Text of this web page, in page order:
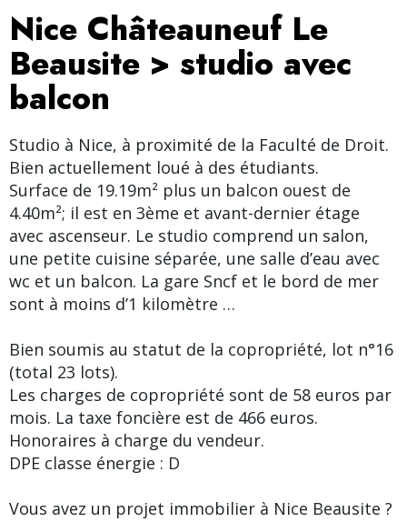
Nice Châteauneuf Le
Beausite > studio avec
balcon
Studio à Nice, à proximité de la Faculté de Droit.
Bien actuellement loué à des étudiants.
Surface de 19.19m² plus un balcon ouest de
4.40m²; il est en 3ème et avant-dernier étage
avec ascenseur. Le studio comprend un salon,
une petite cuisine séparée, une salle d’eau avec
wc et un balcon. La gare Sncf et le bord de mer
sont à moins d’1 kilomètre …
Bien soumis au statut de la copropriété, lot n°16
(total 23 lots).
Les charges de copropriété sont de 58 euros par
mois. La taxe foncière est de 466 euros.
Honoraires à charge du vendeur.
DPE classe énergie : D
Vous avez un projet immobilier à Nice Beausite ?